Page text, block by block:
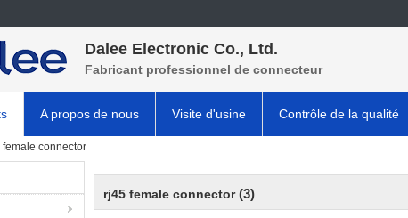
Dalee Electronic Co., Ltd.
Fabricant professionnel de connecteur
A propos de nous Visite d'usine Contrôle de la qualité
female connector
rj45 female connector (3)